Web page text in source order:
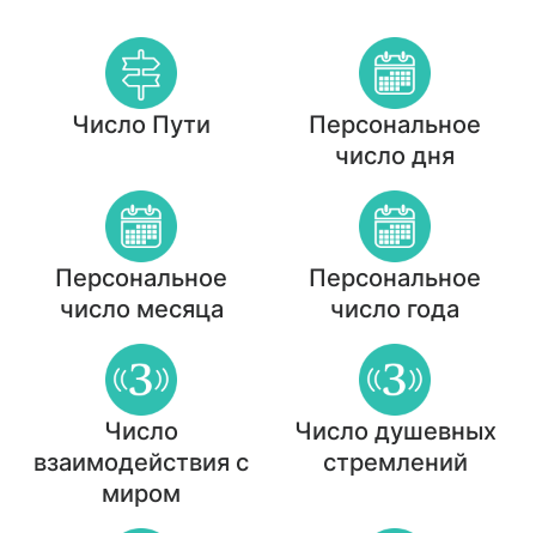
Число Пути
Персональное
число дня
Персональное
число месяца
Персональное
число года
Число
взаимодействия с
миром
Число душевных
стремлений